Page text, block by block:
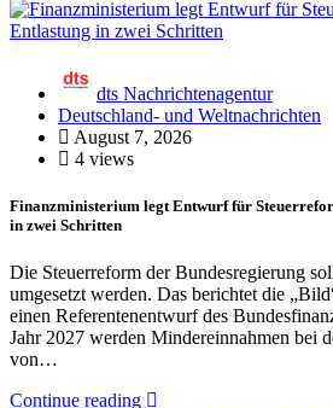
dts Nachrichtenagentur
Deutschland- und Weltnachrichten
August 7, 2026
4 views
Finanzministerium legt Entwurf für
in zwei Schritten
Die Steuerreform der Bundesregierung
umgesetzt werden. Das berichtet die
einen Referentenentwurf des
Jahr 2027 werden Mindereinnahmen bei
von…
Continue reading